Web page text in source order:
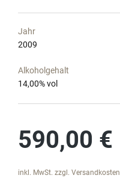
Jahr
2009
Alkoholgehalt
14,00% vol
590,00 €
inkl. MwSt. zzgl. Versandkosten